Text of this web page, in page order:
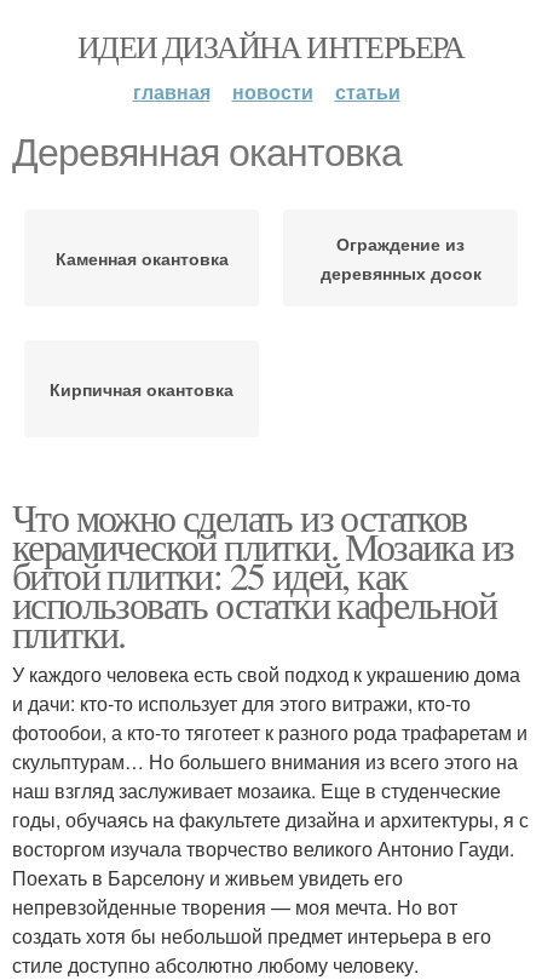
ИДЕИ ДИЗАЙНА ИНТЕРЬЕРА
главная новости статьи
Деревянная окантовка
Каменная окантовка
Ограждение из
деревянных досок
Кирпичная окантовка
Что можно сделать из остатков
керамической плитки. Мозаика из
битой плитки: 25 идей, как
использовать остатки кафельной
плитки.
У каждого человека есть свой подход к украшению дома
и дачи: кто-то использует для этого витражи, кто-то
фотообои, а кто-то тяготеет к разного рода трафаретам и
скульптурам… Но большего внимания из всего этого на
наш взгляд заслуживает мозаика. Еще в студенческие
годы, обучаясь на факультете дизайна и архитектуры, я с
восторгом изучала творчество великого Антонио Гауди.
Поехать в Барселону и живьем увидеть его
непревзойденные творения — моя мечта. Но вот
создать хотя бы небольшой предмет интерьера в его
стиле доступно абсолютно любому человеку.